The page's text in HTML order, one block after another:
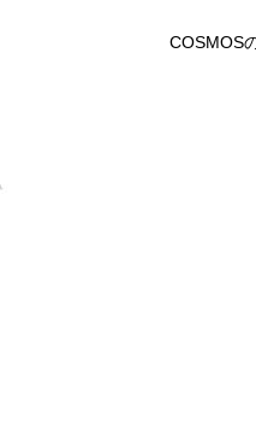
COSMOS